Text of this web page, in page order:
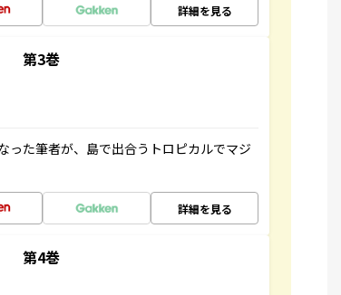
詳細を見る
第3巻
った筆者が、島で出合うトロピカルでマジ
詳細を見る
第4巻